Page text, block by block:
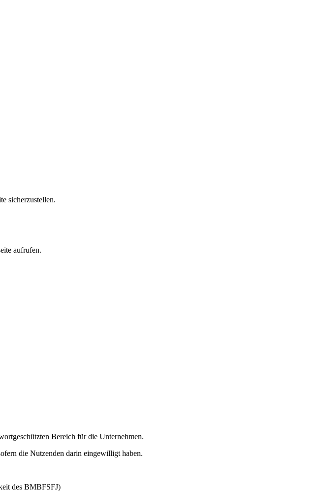
sicherzustellen.
aufrufen.
Bereich für die Unternehmen.
die Nutzenden darin eingewilligt haben.
des BMBFSFJ)